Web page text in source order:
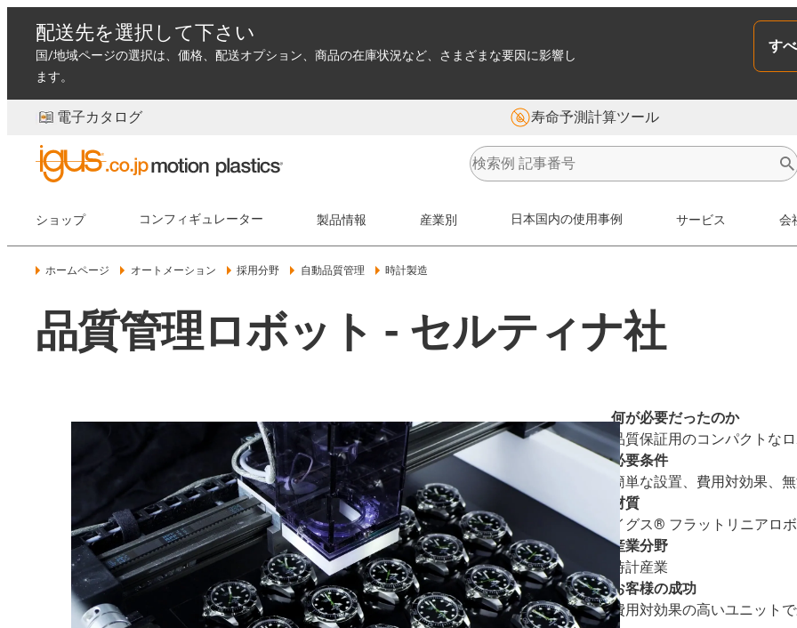
配送先を選択して下さい
国/地域ページの選択は、価格、配送オプション、商品の在庫状況など、さまざまな要因に影響し
ます。
す
電子カタログ 寿命予測計算ツール
ショップ コンフィギュレーター 製品情報 産業別 日本国内の使用事例 サービス 会
ホームページ オートメーション 採用分野 自動品質管理 時計製造
品質管理ロボット - セルティナ社
何が必要だったのか
品質保証用のコンパクトな
必要条件
簡単な設置、費用対効果、
材質
イグス® フラットリニアロ
産業分野
時計産業
お客様の成功
費用対効果の高いユニット